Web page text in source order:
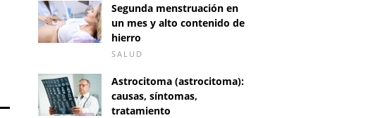
Segunda menstruación en
un mes y alto contenido de
hierro
SALUD
Astrocitoma (astrocitoma):
causas, síntomas,
tratamiento